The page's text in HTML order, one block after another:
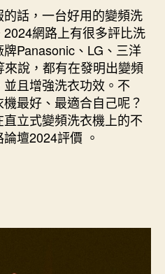
機
通
常
可
使
用
幾
年？
推
話，一台好用的變頻洗
網路上有很多評比洗
Panasonic、LG、三洋
說，都有在發明出變頻
且增強洗衣功效。不
最好、最適合自己呢？
立式變頻洗衣機上的不
壇2024評價 。